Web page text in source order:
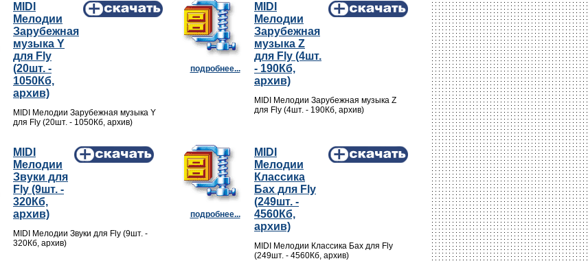
MIDI
Мелодии
Зарубежная
музыка Y
для Fly
(20шт. -
1050Кб,
архив)
MIDI Мелодии Зарубежная музыка Y
для Fly (20шт. - 1050Кб, архив)
подробнее...
MIDI
Мелодии
Зарубежная
музыка Z
для Fly (4шт.
- 190Кб,
архив)
MIDI Мелодии Зарубежная музыка Z
для Fly (4шт. - 190Кб, архив)
MIDI
Мелодии
Звуки для
Fly (9шт. -
320Кб,
архив)
MIDI Мелодии Звуки для Fly (9шт. -
320Кб, архив)
подробнее...
MIDI
Мелодии
Классика
Бах для Fly
(249шт. -
4560Кб,
архив)
MIDI Мелодии Классика Бах для Fly
(249шт. - 4560Кб, архив)